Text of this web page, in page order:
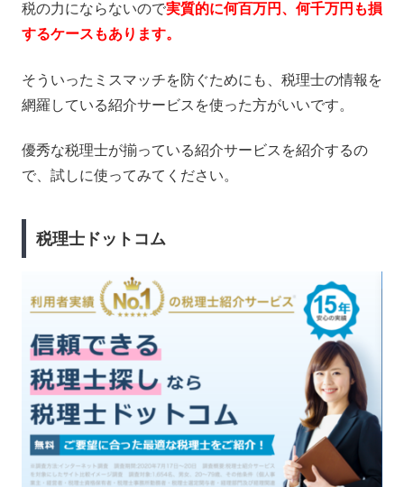
税の力にならないので実質的に何百万円、何千万円も損
するケースもあります。
そういったミスマッチを防ぐためにも、税理士の情報を
網羅している紹介サービスを使った方がいいです。
優秀な税理士が揃っている紹介サービスを紹介するの
で、試しに使ってみてください。
税理士ドットコム